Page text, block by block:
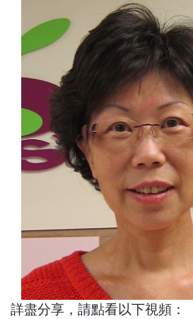
詳盡分享，請點看以下視頻：